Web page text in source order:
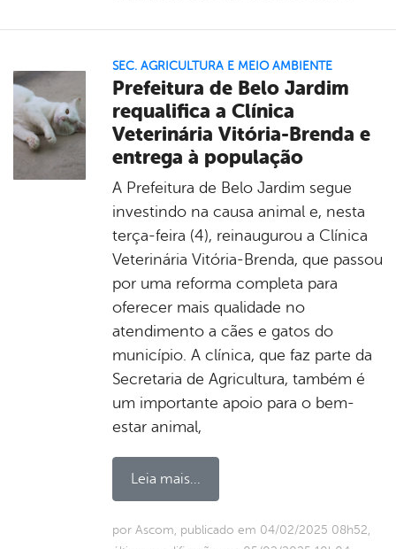
SEC. AGRICULTURA E MEIO AMBIENTE
Prefeitura de Belo Jardim
requalifica a Clínica
Veterinária Vitória-Brenda e
entrega à população
A Prefeitura de Belo Jardim segue
investindo na causa animal e, nesta
terça-feira (4), reinaugurou a Clínica
Veterinária Vitória-Brenda, que passou
por uma reforma completa para
oferecer mais qualidade no
atendimento a cães e gatos do
município. A clínica, que faz parte da
Secretaria de Agricultura, também é
um importante apoio para o bem-
estar animal,
Leia mais...
por Ascom, publicado em 04/02/2025 08h52,